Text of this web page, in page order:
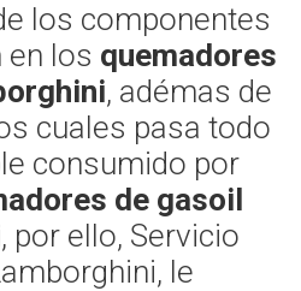
los componentes
en los quemadores
, adémas de
cuales pasa todo
consumido por
de gasoil
, por ello, Servicio
le